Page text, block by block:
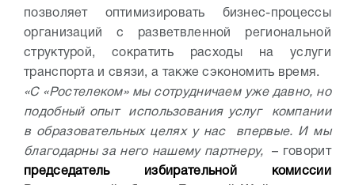
позволяет оптимизировать бизнес-процессы
организаций с разветвленной региональной
структурой, сократить расходы на услуги
транспорта и связи, а также сэкономить время.
«С «Ростелеком» мы сотрудничаем уже давно, но
подобный опыт использования услуг компании
в образовательных целях у нас впервые. И мы
благодарны за него нашему партнеру, – говорит
председатель избирательной комиссии